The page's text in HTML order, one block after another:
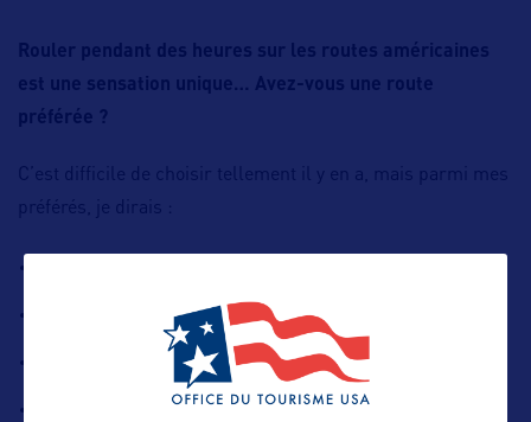
Rouler pendant des heures sur les routes américaines
est une sensation unique… Avez-vous une route
préférée ?
C’est difficile de choisir tellement il y en a, mais parmi mes
préférés, je dirais :
La route qui rejointles Keysen Floride
La Scenic Road 12vers Bryce Canyon
La Pacific Coast Highway 1 – En tant que Bretonne,